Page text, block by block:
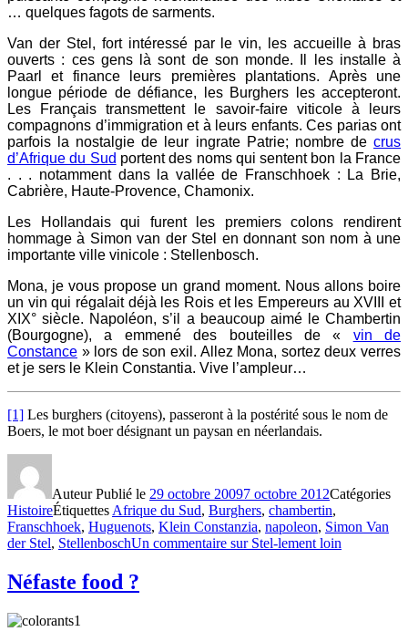
… quelques fagots de sarments.
Van der Stel, fort intéressé par le vin, les accueille à bras
ouverts : ces gens là sont de son monde. Il les installe à
Paarl et finance leurs premières plantations. Après une
longue période de défiance, les Burghers les accepteront.
Les Français transmettent le savoir-faire viticole à leurs
compagnons d’immigration et à leurs enfants. Ces parias ont
parfois la nostalgie de leur ingrate Patrie; nombre de crus
d’Afrique du Sud portent des noms qui sentent bon la France
. . . notamment dans la vallée de Franschhoek : La Brie,
Cabrière, Haute-Provence, Chamonix.
Les Hollandais qui furent les premiers colons rendirent
hommage à Simon van der Stel en donnant son nom à une
importante ville vinicole : Stellenbosch.
Mona, je vous propose un grand moment. Nous allons boire
un vin qui régalait déjà les Rois et les Empereurs au XVIII et
XIX° siècle. Napoléon, s’il a beaucoup aimé le Chambertin
(Bourgogne), a emmené des bouteilles de « vin de
Constance » lors de son exil. Allez Mona, sortez deux verres
et je sers le Klein Constantia. Vive l’ampleur…
[1] Les burghers (citoyens), passeront à la postérité sous le nom de
Boers, le mot boer désignant un paysan en néerlandais.
AuteurPublié le 29 octobre 20097 octobre 2012Catégories
HistoireÉtiquettes Afrique du Sud, Burghers, chambertin,
Franschhoek, Huguenots, Klein Constanzia, napoleon, Simon Van
der Stel, StellenboschUn commentaire sur Stel-lement loin
Néfaste food ?